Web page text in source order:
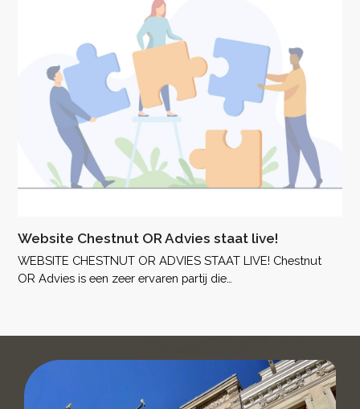
Website Chestnut OR Advies staat live!
WEBSITE CHESTNUT OR ADVIES STAAT LIVE! Chestnut
OR Advies is een zeer ervaren partij die…